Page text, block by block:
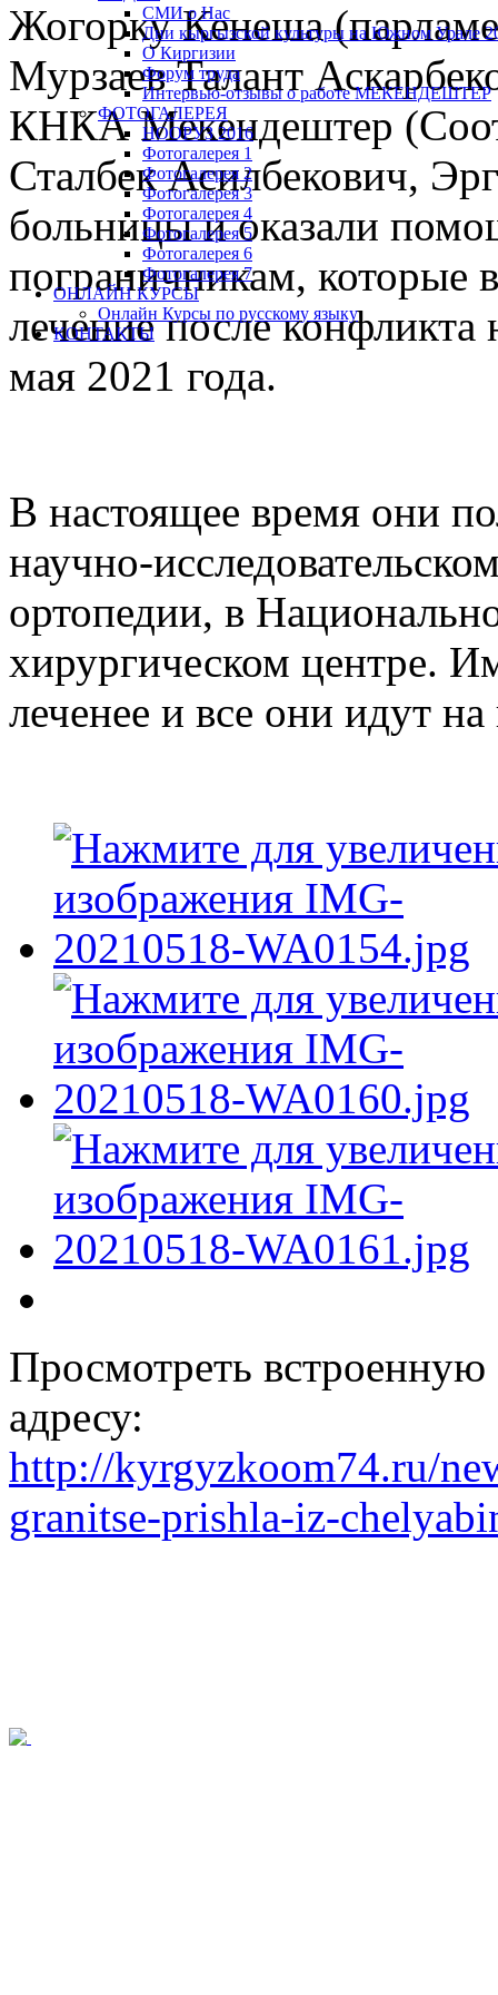
СМИ о Нас
Дни кыргызской культуры на Южном Урале
О Киргизии
Форум труда
Интервью-отзывы о работе МЕКЕНДЕШТЕР
ФОТОГАЛЕРЕЯ
НООРУЗ 2016
Фотогалерея 1
Фотогалерея 2
Фотогалерея 3
Фотогалерея 4
Фотогалерея 5
Фотогалерея 6
Фотогалерея 7
ОНЛАЙН КУРСЫ
Онлайн Курсы по русскому языку
КОНТАКТЫ
Жогорку Кенеша
Мурзаев Талант
КНКА Мекендештер
Сталбек Асилбекович,
больницы и оказали
пограничникам, которые
лечение после
мая 2021 года.
В настоящее время они
научно-
ортопедии, в
хирургическом центре.
леченее и все они идут на
Просмотреть
адресу:
http://kyrgyzkoom74.ru/
granitse-prishla-iz-